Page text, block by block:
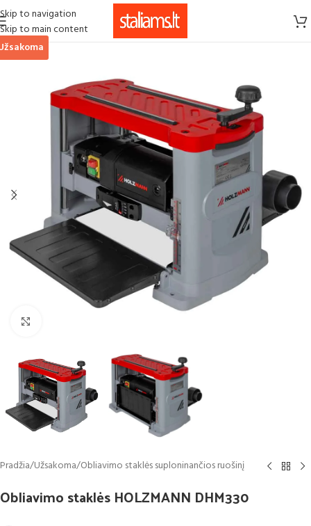
Skip to navigation
Skip to main content
Pradžia/Užsakoma/Obliavimo staklės suploninančios ruošinį
Obliavimo staklės HOLZMANN DHM330